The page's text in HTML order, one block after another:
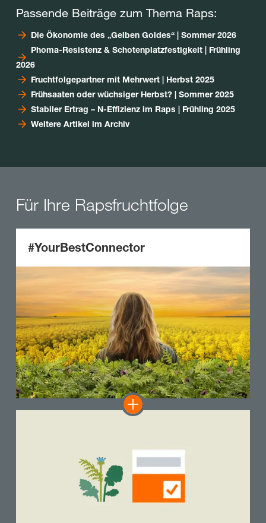
Passende Beiträge zum Thema Raps:
Die Ökonomie des „Gelben Goldes“ | Sommer 2026
Phoma-Resistenz & Schotenplatzfestigkeit | Frühling
2026
Fruchtfolgepartner mit Mehrwert | Herbst 2025
Frühsaaten oder wüchsiger Herbst? | Sommer 2025
Stabiler Ertrag – N-Effizienz im Raps | Frühling 2025
Weitere Artikel im Archiv
Für Ihre Rapsfruchtfolge
#YourBestConnector